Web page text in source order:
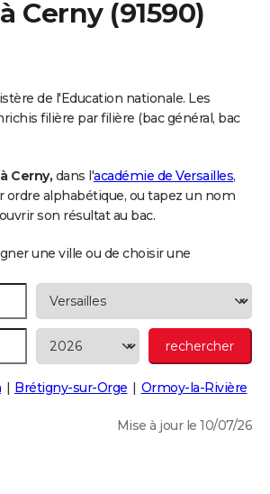
Cerny(91590)
de l'Education nationale. Les
filière par filière (bac général, bac
Cerny, dans l'académie de Versailles,
ordre alphabétique, ou tapez un nom
son résultat au bac.
une ville ou de choisir une
Brétigny-sur-Orge Ormoy-la-Rivière
Mise à jour le 10/07/26